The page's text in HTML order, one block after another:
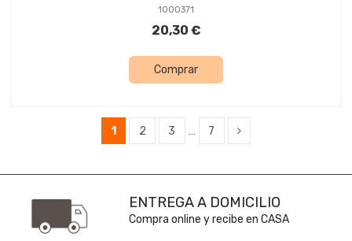
1000371
20,30 €
Comprar
1 2 3 … 7
ENTREGA A DOMICILIO
Compra online y recibe en CASA